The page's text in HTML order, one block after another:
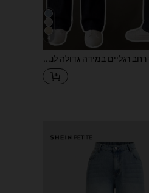
ג'ינס רחב רגליים במידה גדולה לנשים, מותן גבוהה לבנה, גב אלסטי, כפתור בודד, מכנסיים ארוכים רפויים ויומיומיים מבד דנים